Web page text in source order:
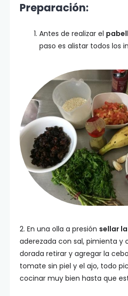
Preparación:
Antes de realizar el
paso es alistar todos los
2. En una olla a presión sellar
aderezada con sal, pimienta y
dorada retirar y agregar la
tomate sin piel y el ajo, todo
cocinar muy bien hasta que